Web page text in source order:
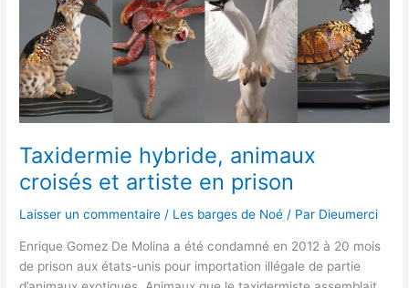
Taxidermie hybride, animaux
croisés et artiste en prison
Laisser un commentaire / Les barges de Noé / Par Dieumerci
Enrique Gomez De Molina a été condamné en 2012 à 20 mois
de prison aux états-unis pour importation illégale de partie
animaux
croisés
et
artiste
en
prison